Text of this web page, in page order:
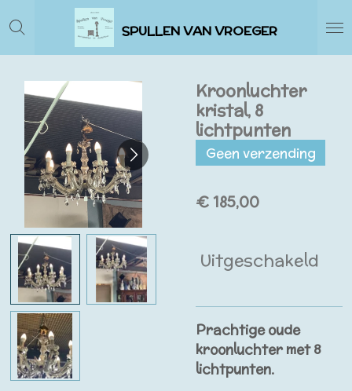
Ga
direct
naar
hoofdinhoud
SPULLEN VAN VROEGER
Kroonluchter
kristal, 8
lichtpunten
Geen verzending
€ 185,00
Uitgeschakeld
Prachtige oude
kroonluchter met 8
lichtpunten.